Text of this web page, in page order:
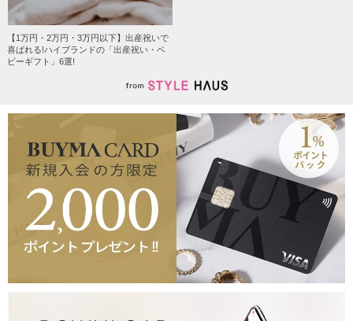
【1万円・2万円・3万円以下】出産祝いで
喜ばれる!ハイブランドの「出産祝い・ベ
ビーギフト」6選!